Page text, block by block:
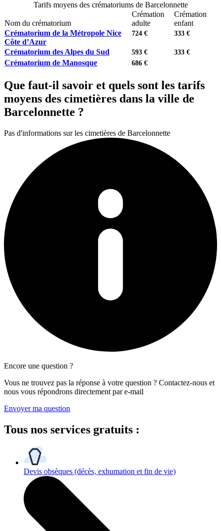
Tarifs moyens des crématoriums de Barcelonnette
Nom du crématorium
Crémation
adulte
Crémation
enfant
Crématorium de la Métropole Nice
Côte d’Azur
724 € 333 €
Crématorium des Alpes du Sud 593 € 333 €
Crématorium de Manosque 686 €
Que faut-il savoir et quels sont les tarifs
moyens des cimetières dans la ville de
Barcelonnette ?
Pas d'informations sur les cimetières de Barcelonnette
Encore une question ?
Vous ne trouvez pas la réponse à votre question ? Contactez-nous et
nous vous répondrons directement par e-mail
Envoyer ma question
Tous nos services gratuits :
Devis obsèques (décès, exhumation et fin de vie)